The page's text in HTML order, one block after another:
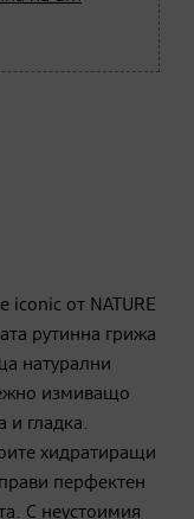
iconic от NATURE
рутинна грижа
натурални
измиващо
и гладка.
хидратиращи
перфектен
С неустоимия